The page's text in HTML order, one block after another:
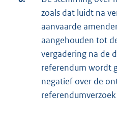
zoals dat luidt na
aanvaarde
aangehouden tot
vergadering na de
referendum wordt
negatief over de